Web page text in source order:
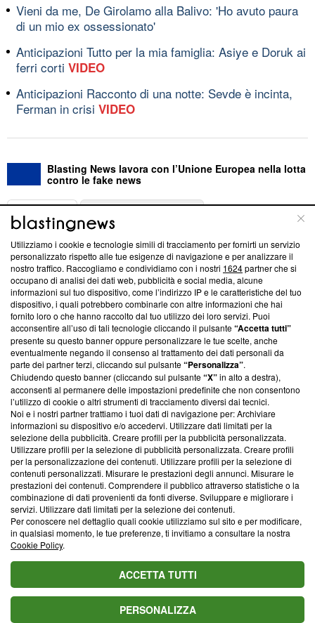
Vieni da me, De Girolamo alla Balivo: 'Ho avuto paura
di un mio ex ossessionato'
Anticipazioni Tutto per la mia famiglia: Asiye e Doruk ai
ferri corti VIDEO
Anticipazioni Racconto di una notte: Sevde è incinta,
Ferman in crisi VIDEO
Blasting News lavora con l’Unione Europea nella lotta
contro le fake news
ABOUT
Questa sezione offre informazioni trasparenti su Blasting
News, sui nostri processi editoriali e su come ci impegniamo a
creare news di qualità. Inoltre, afferma la nostra aderenza a
‘Trust Project - News with Integrity’Blasting News non è
ancora membro del programma, ma ha richiesto di farne
parte; Trust Project non ha ancora effettuato una verifica di
conformità agli standard.
Su di noi
Team editoriale
Corporate
Redazione
Informativa Privacy
Cookie Policy
Blasting SA, IDI CHE-247.845.224, Via Carlo Frasca, 3 - 6900
Lugano (Svizzera) Tel:+39 0690258937
© 2026 Blasting News
Utilizziamo i cookie e tecnologie simili di tracciamento per fornirti un servizio
personalizzato rispetto alle tue esigenze di navigazione e per analizzare il
nostro traffico. Raccogliamo e condividiamo con i nostri 1624partner che si
occupano di analisi dei dati web, pubblicità e social media, alcune
informazioni sul tuo dispositivo, come l’indirizzo IP e le caratteristiche del tuo
dispositivo, i quali potrebbero combinarle con altre informazioni che hai
fornito loro o che hanno raccolto dal tuo utilizzo dei loro servizi. Puoi
acconsentire all’uso di tali tecnologie cliccando il pulsante“Accetta tutti”
presente su questo banner oppure personalizzare le tue scelte, anche
eventualmente negando il consenso al trattamento dei dati personali da
parte dei partner terzi, cliccando sul pulsante“Personalizza”.
Chiudendo questo banner (cliccando sul pulsante“X”in alto a destra),
acconsenti al permanere delle impostazioni predefinite che non consentono
l’utilizzo di cookie o altri strumenti di tracciamento diversi dai tecnici.
Noi e i nostri partner trattiamo i tuoi dati di navigazione per: Archiviare
informazioni su dispositivo e/o accedervi. Utilizzare dati limitati per la
selezione della pubblicità. Creare profili per la pubblicità personalizzata.
Utilizzare profili per la selezione di pubblicità personalizzata. Creare profili
per la personalizzazione dei contenuti. Utilizzare profili per la selezione di
contenuti personalizzati. Misurare le prestazioni degli annunci. Misurare le
prestazioni dei contenuti. Comprendere il pubblico attraverso statistiche o la
combinazione di dati provenienti da fonti diverse. Sviluppare e migliorare i
servizi. Utilizzare dati limitati per la selezione dei contenuti.
Per conoscere nel dettaglio quali cookie utilizziamo sul sito e per modificare,
in qualsiasi momento, le tue preferenze, ti invitiamo a consultare la nostra
Cookie Policy.
ACCETTA TUTTI
PERSONALIZZA